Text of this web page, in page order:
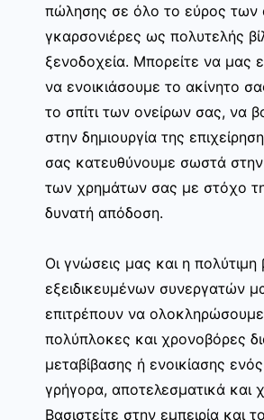
πώλησης σε όλο το εύρος των
γκαρσονιέρες ως πολυτελής
ξενοδοχεία. Μπορείτε να μας
να ενοικιάσουμε το ακίνητο
το σπίτι των ονείρων σας, να
στην δημιουργία της
σας κατευθύνουμε σωστά
των χρημάτων σας με στόχο
δυνατή απόδοση.
Οι γνώσεις μας και η πολύτιμη
εξειδικευμένων συνεργατών
επιτρέπουν να ολοκληρώσουμε
πολύπλοκες και χρονοβόρες
μεταβίβασης ή ενοικίασης
γρήγορα, αποτελεσματικά και
Βασιστείτε στην εμπειρία και